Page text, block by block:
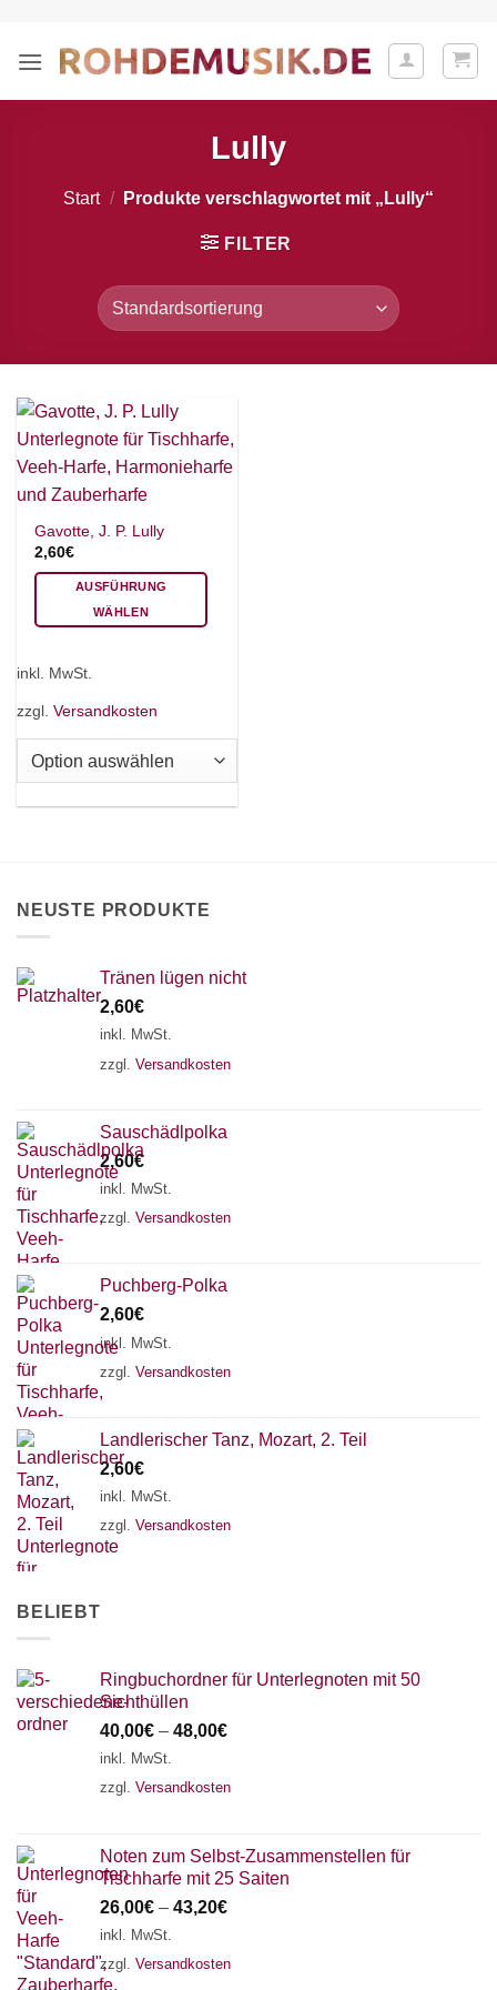
springen
Lully
Start / Produkte verschlagwortet mit „Lully“
FILTER
Gavotte, J. P. Lully
2,60€
AUSFÜHRUNG
WÄHLEN
weist
mehrere
auf.
gewählt
werden
inkl. MwSt.
zzgl. Versandkosten
NEUSTE PRODUKTE
Tränen lügen nicht
2,60€
inkl. MwSt.
zzgl. Versandkosten
Sauschädlpolka
2,60€
inkl. MwSt.
zzgl. Versandkosten
Puchberg-Polka
2,60€
inkl. MwSt.
zzgl. Versandkosten
Landlerischer Tanz, Mozart, 2. Teil
2,60€
inkl. MwSt.
zzgl. Versandkosten
BELIEBT
Ringbuchordner für Unterlegnoten mit 50
Sichthüllen
40,00€ – 48,00€
inkl. MwSt.
zzgl. Versandkosten
Noten zum Selbst-Zusammenstellen für
Tischharfe mit 25 Saiten
26,00€ – 43,20€
inkl. MwSt.
zzgl. Versandkosten
Chat Support
18 SAITEN
AKKORDZITHER